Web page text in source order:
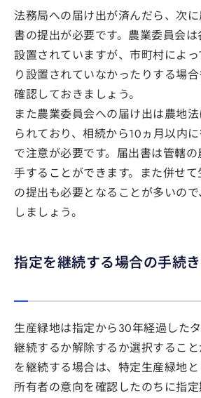
法務局への届け出が済んだら、次
書の提出が必要です。農業委員会
設置されていますが、市町村によ
り設置されていなかったりする場
確認しておきましょう。
また農業委員会への届け出は農地
られており、相続から10ヵ月以内
で注意が必要です。届出書は管轄
手することができます。また併せ
の提出も必要となることが多いの
しましょう。
指定を継続する場合の手続き
生産緑地は指定から30年経過した
継続するか解除するか選択するこ
を継続する場合は、特定生産緑地
所有者の意向を確認したのちに指